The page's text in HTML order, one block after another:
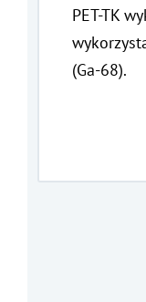
PET-TK
(Ga-68).